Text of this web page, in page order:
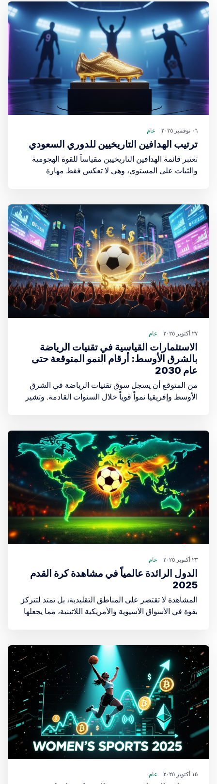
٠٦ نوفمبر ٢٠٢٥ عام
ترتيب الهدافين التاريخيين للدوري السعودي
تعتبر قائمة الهدافين التاريخيين مقياساً للقوة الهجومية
والثبات على المستوى، وهي لا تعكس فقط مهارة
٢٧ أكتوبر ٢٠٢٥ عام
الاستثمارات القياسية في تقنيات الرياضة
بالشرق الأوسط: أرقام النمو المتوقعة حتى
عام 2030
من المتوقع أن يسجل سوق تقنيات الرياضة في الشرق
الأوسط وإفريقيا نمواً قوياً خلال السنوات القادمة. وتشير
٢٣ أكتوبر ٢٠٢٥ عام
الدول الرائدة عالمياً في مشاهدة كرة القدم
2025
المشاهدة لا تقتصر على المناطق التقليدية، بل تمتد لتتركز
بقوة في الأسواق الآسيوية والأمريكية اللاتينية، مما يجعلها
المطلق.
١٥ أكتوبر ٢٠٢٥ عام